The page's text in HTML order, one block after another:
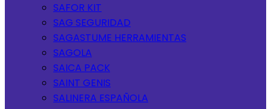
SAFOR KIT
SAG SEGURIDAD
SAGASTUME HERRAMIENTAS
SAGOLA
SAICA PACK
SAINT GENIS
SALINERA ESPAÑOLA